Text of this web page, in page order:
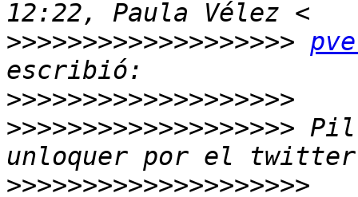
>>>>>>>>>>>>>>>>>>>
>>>>>>>>>>>>>>>>>>>
>>>>>>>>>>>>>>>>>>>
>>>>>>>>>>>>>>>>>>>>